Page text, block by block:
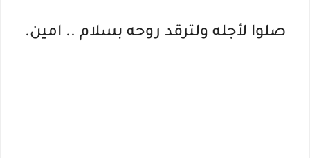
صلوا لأجله ولترقد روحه بسلام .. امين.